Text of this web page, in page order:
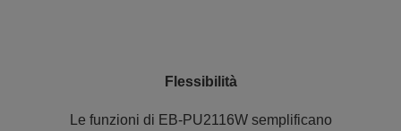
Flessibilità
Le funzioni di EB-PU2116W semplificano